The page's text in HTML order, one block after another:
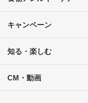
キャンペーン
知る・楽しむ
CM・動画